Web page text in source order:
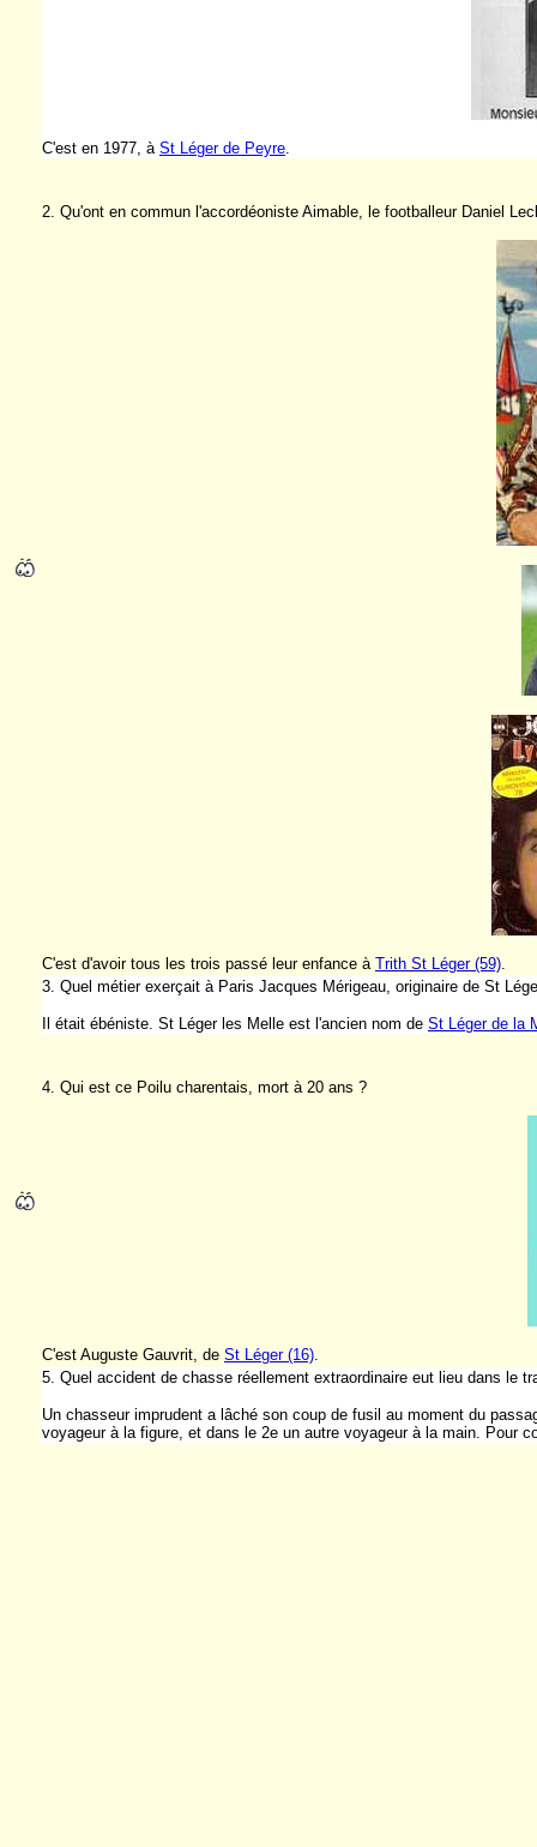
C'est en 1977, à St Léger de Peyre.
2. Qu'ont en commun l'accordéoniste Aimable, le footballeur Daniel
C'est d'avoir tous les trois passé leur enfance à Trith St Léger (59).
3. Quel métier exerçait à Paris Jacques Mérigeau, originaire de St
Il était ébéniste. St Léger les Melle est l'ancien nom de St Léger de la
4. Qui est ce Poilu charentais, mort à 20 ans ?
C'est Auguste Gauvrit, de St Léger (16).
5. Quel accident de chasse réellement extraordinaire eut lieu dans le
Un chasseur imprudent a lâché son coup de fusil au moment du
voyageur à la figure, et dans le 2e un autre voyageur à la main. Pour